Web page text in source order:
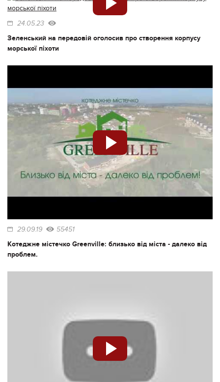
24.05.23
Зеленський на передовій оголосив про створення корпусу
морської піхоти
29.09.19 55451
Котеджне містечко Greenville: близько від міста - далеко від
проблем.